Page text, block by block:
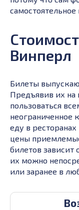
Винперл
Билеты
Предъявив их на
пользоваться
неограниченное
еду в
цены
билетов зависит
их можно
или заранее в